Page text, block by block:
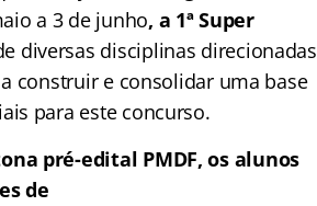
a 3 de junho, a 1ª Super
diversas disciplinas direcionadas
construir e consolidar uma base
para este concurso.
pré-edital PMDF, os alunos
de